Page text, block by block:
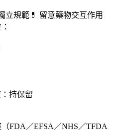
立規範 💊 留意藥物交互作用
持保留
FDA／EFSA／NHS／TFDA